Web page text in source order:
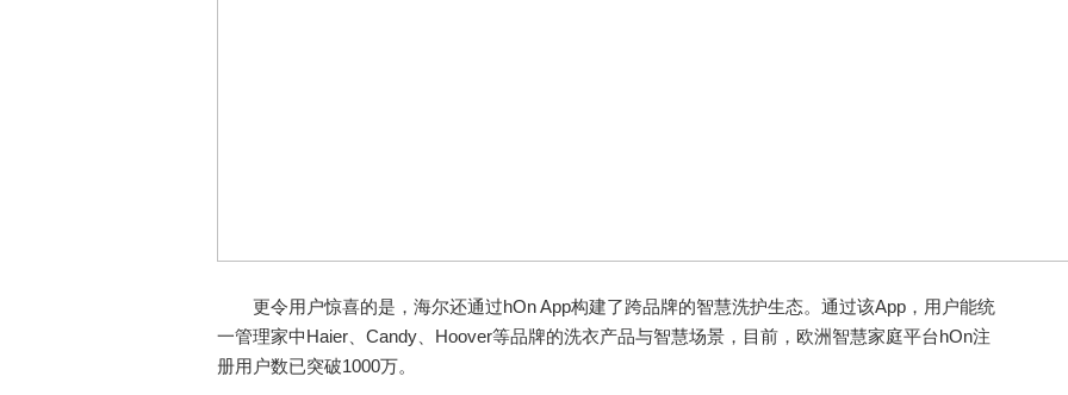
更令用户惊喜的是，海尔还通过hOn App构建了跨品牌的智慧洗护生态。通过该App，用户能统
一管理家中Haier、Candy、Hoover等品牌的洗衣产品与智慧场景，目前，欧洲智慧家庭平台hOn注
册用户数已突破1000万。